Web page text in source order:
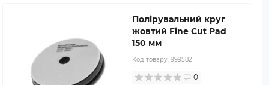
Полірувальний круг
жовтий Fine Cut Pad
150 мм
Код товару: 999582
0